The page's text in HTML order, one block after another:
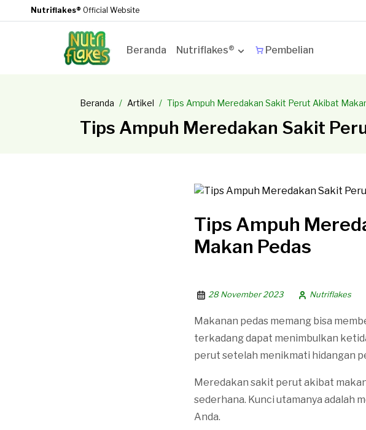
Nutriflakes® Official Website
Beranda Nutriflakes® Pembelian
Beranda Artikel Tips Ampuh Meredakan Sakit Perut Akibat
Tips Ampuh Meredakan Sakit
Tips Ampuh
Makan Pedas
28 November 2023 Nutriflakes
Makanan pedas memang bisa
terkadang dapat menimbulkan
perut setelah menikmati hidangan
Meredakan sakit perut akibat
sederhana. Kunci utamanya adalah
Anda.